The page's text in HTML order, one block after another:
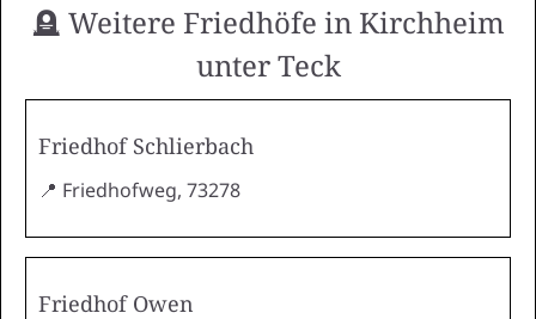
🪦 Weitere Friedhöfe in Kirchheim
unter Teck
Friedhof Schlierbach
📍 Friedhofweg, 73278
Friedhof Owen